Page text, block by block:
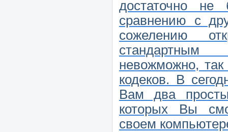
достаточно
сравнению с
сожелению
невожможно,
кодеков. В
Вам два
которых Вы
своем